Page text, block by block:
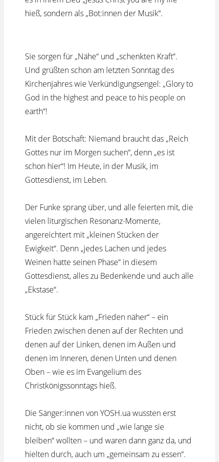
hieß, sondern als „Bot:innen der Musik“.
Sie sorgen für „Nähe“ und „schenkten Kraft“.
Und grüßten schon am letzten Sonntag des
Kirchenjahres wie Verkündigungsengel: „Glory to
God in the highest and peace to his people on
earth“!
Mit der Botschaft: Niemand braucht das „Reich
Gottes nur im Morgen suchen“, denn „es ist
schon hier“! Im Heute, in der Musik, im
Gottesdienst, im Leben.
Der Funke sprang über, und alle feierten mit, die
vielen liturgischen Resonanz-Momente,
angereichtert mit „kleinen Stücken der
Ewigkeit“. Denn „jedes Lachen und jedes
Weinen hatte seinen Phase“ in diesem
Gottesdienst, alles zu Bedenkende und auch alle
„Ekstase“.
Stück für Stück kam „Frieden näher“ – ein
Frieden zwischen denen auf der Rechten und
denen auf der Linken, denen im Außen und
denen im Inneren, denen Unten und denen
Oben – wie es im Evangelium des
Christkönigssonntags hieß.
Die Sänger:innen von YOSH.ua wussten erst
nicht, ob sie kommen und „wie lange sie
bleiben“ wollten – und waren dann ganz da, und
hielten durch, auch um „gemeinsam zu essen“.